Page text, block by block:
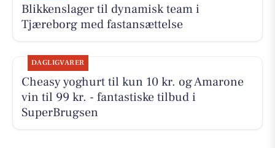
Blikkenslager til dynamisk team i
Tjæreborg med fastansættelse
DAGLIGVARER
Cheasy yoghurt til kun 10 kr. og Amarone
vin til 99 kr. - fantastiske tilbud i
SuperBrugsen